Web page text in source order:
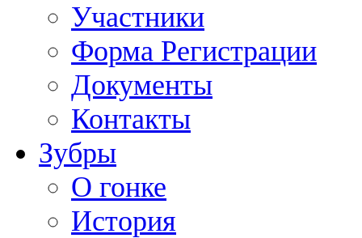
Участники
Форма Регистрации
Документы
Контакты
Зубры
О гонке
История